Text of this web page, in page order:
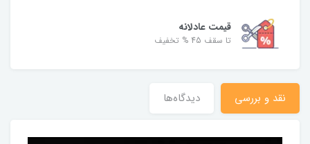
قیمت عادلانه
تا سقف 45 % تخفیف
نقد و بررسی دیدگاه‌ها